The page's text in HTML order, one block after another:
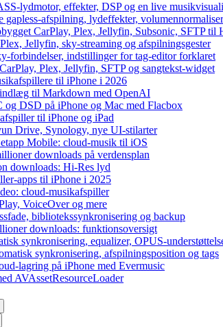
lydmotor, effekter, DSP og en live
gapless-afspilning, lydeffekter,
CarPlay, Plex, Jellyfin, Subsonic, SFTP til
Jellyfin, sky-streaming og afspilningsgester
forbindelser, indstillinger for tag-editor forklaret
Plex, Jellyfin, SFTP og sangtekst-widget
til iPhone i 2026
til Markdown med OpenAI
DSD på iPhone og Mac med Flacbox
til iPhone og iPad
Drive, Synology, nye UI-stilarter
Mobile: cloud-musik til iOS
downloads på verdensplan
downloads: Hi-Res lyd
apps til iPhone i 2025
cloud-musikafspiller
VoiceOver og mere
bibliotekssynkronisering og backup
downloads: funktionsoversigt
synkronisering, equalizer, OPUS-
synkronisering, afspilningsposition og tags
lagring på iPhone med Evermusic
AVAssetResourceLoader